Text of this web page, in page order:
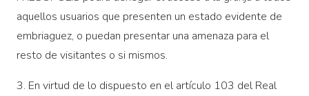
aquellos usuarios que presenten un estado evidente de
embriaguez, o puedan presentar una amenaza para el
resto de visitantes o si mismos.
3. En virtud de lo dispuesto en el artículo 103 del Real